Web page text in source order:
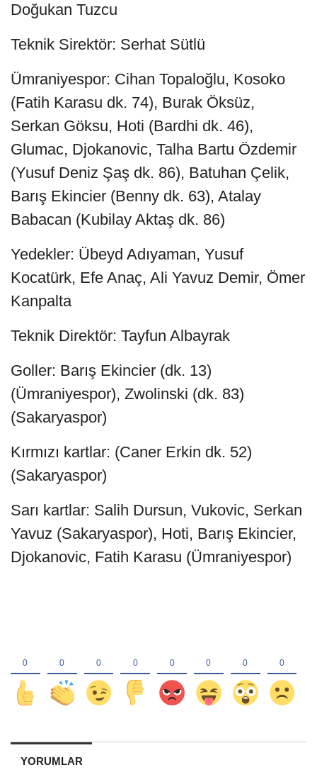
Doğukan Tuzcu
Teknik Sirektör: Serhat Sütlü
Ümraniyespor: Cihan Topaloğlu, Kosoko
(Fatih Karasu dk. 74), Burak Öksüz,
Serkan Göksu, Hoti (Bardhi dk. 46),
Glumac, Djokanovic, Talha Bartu Özdemir
(Yusuf Deniz Şaş dk. 86), Batuhan Çelik,
Barış Ekincier (Benny dk. 63), Atalay
Babacan (Kubilay Aktaş dk. 86)
Yedekler: Übeyd Adıyaman, Yusuf
Kocatürk, Efe Anaç, Ali Yavuz Demir, Ömer
Kanpalta
Teknik Direktör: Tayfun Albayrak
Goller: Barış Ekincier (dk. 13)
(Ümraniyespor), Zwolinski (dk. 83)
(Sakaryaspor)
Kırmızı kartlar: (Caner Erkin dk. 52)
(Sakaryaspor)
Sarı kartlar: Salih Dursun, Vukovic, Serkan
Yavuz (Sakaryaspor), Hoti, Barış Ekincier,
Djokanovic, Fatih Karasu (Ümraniyespor)
YORUMLAR